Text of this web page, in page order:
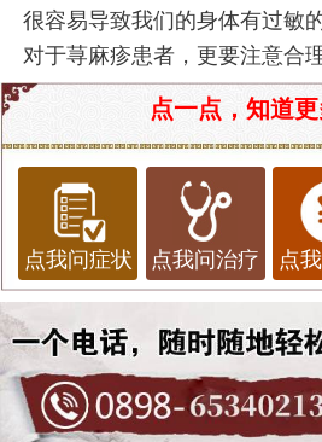
很容易导致我们的身体有过敏
对于荨麻疹患者，更要注意合
点一点，知道
点我问症状 点我问治疗 点